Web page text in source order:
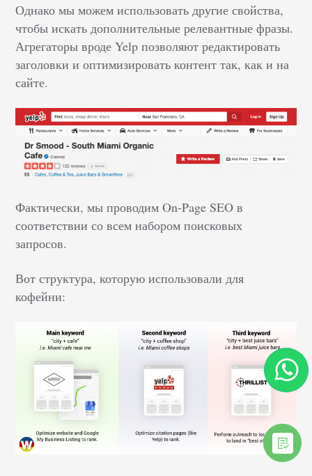
Однако мы можем использовать другие свойства,
чтобы искать дополнительные релевантные фразы.
Агрегаторы вроде Yelp позволяют редактировать
заголовки и оптимизировать контент так, как и на
сайте.
Фактически, мы проводим On-Page SEO в
соответствии со всем набором поисковых
запросов.
Вот структура, которую использовали для
кофейни: